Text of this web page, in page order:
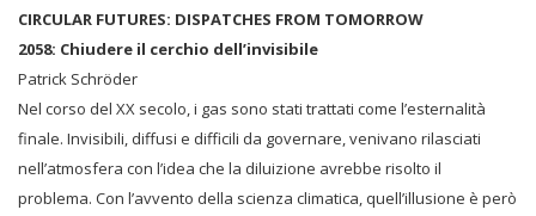
CIRCULAR FUTURES: DISPATCHES FROM TOMORROW
2058: Chiudere il cerchio dell’invisibile
Patrick Schröder
Nel corso del XX secolo, i gas sono stati trattati come l’esternalità
finale. Invisibili, diffusi e difficili da governare, venivano rilasciati
nell’atmosfera con l’idea che la diluizione avrebbe risolto il
problema. Con l’avvento della scienza climatica, quell’illusione è però